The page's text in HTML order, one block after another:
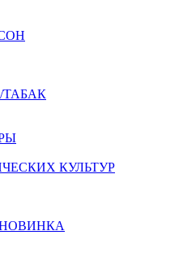
ТАБАК
КУЛЬТУР
НОВИНКА